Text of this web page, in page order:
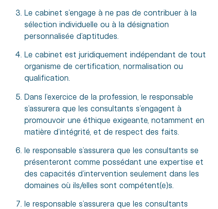
Le cabinet s’engage à ne pas de contribuer à la
sélection individuelle ou à la désignation
personnalisée d’aptitudes.
Le cabinet est juridiquement indépendant de tout
organisme de certification, normalisation ou
qualification.
Dans l’exercice de la profession, le responsable
s’assurera que les consultants s’engagent à
promouvoir une éthique exigeante, notamment en
matière d’intégrité, et de respect des faits.
le responsable s’assurera que les consultants se
présenteront comme possédant une expertise et
des capacités d’intervention seulement dans les
domaines où ils/elles sont compétent(e)s.
le responsable s’assurera que les consultants